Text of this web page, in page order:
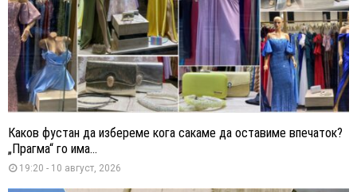
Каков фустан да избереме кога сакаме да оставиме впечаток?
„Прагма“ го има...
19:20 - 10 август, 2026